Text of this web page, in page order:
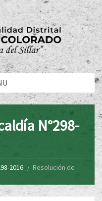
N°298-
2016
Resolución de